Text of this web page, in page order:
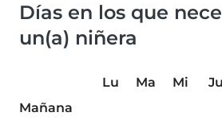
Días en los que
un(a) niñera
Lu Ma Mi Ju
Mañana